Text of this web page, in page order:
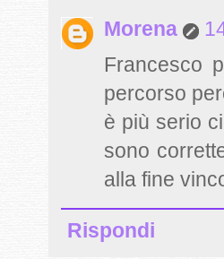
Morena
Francesco
percorso
è più serio
sono
alla fine
Rispondi